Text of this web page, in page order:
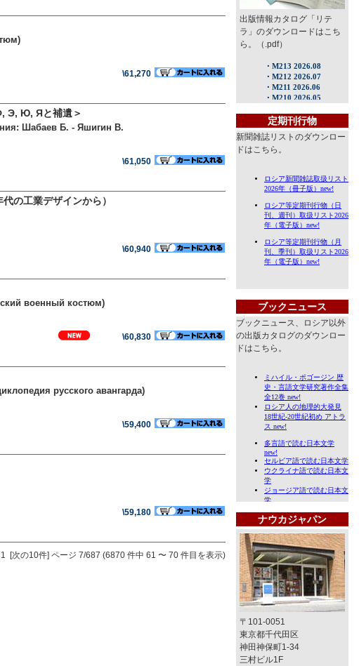
\61,270
Э, Ю, Яと補遺＞
Шабаев Б. - Яшигин В.
\61,050
の工業デザインから）
\60,940
военный костюм)
\60,830
русского авангарда)
\59,400
\59,180
[次の10件] ページ 7/687 (6870 件中 61 〜 70 件目を表示)
出版情報カタログ「リテ
ラ」のダウンロードはこち
ら。（.pdf）
定期刊行物
新聞雑誌リストのダウンロー
ドはこちら。
ブックニュース
ブックニュース、ロシア以外
の出版カタログのダウンロー
ドはこちら。
ナウカジャパン
〒101-0051
東京都千代田区
神田神保町1-34
三村ビル1F